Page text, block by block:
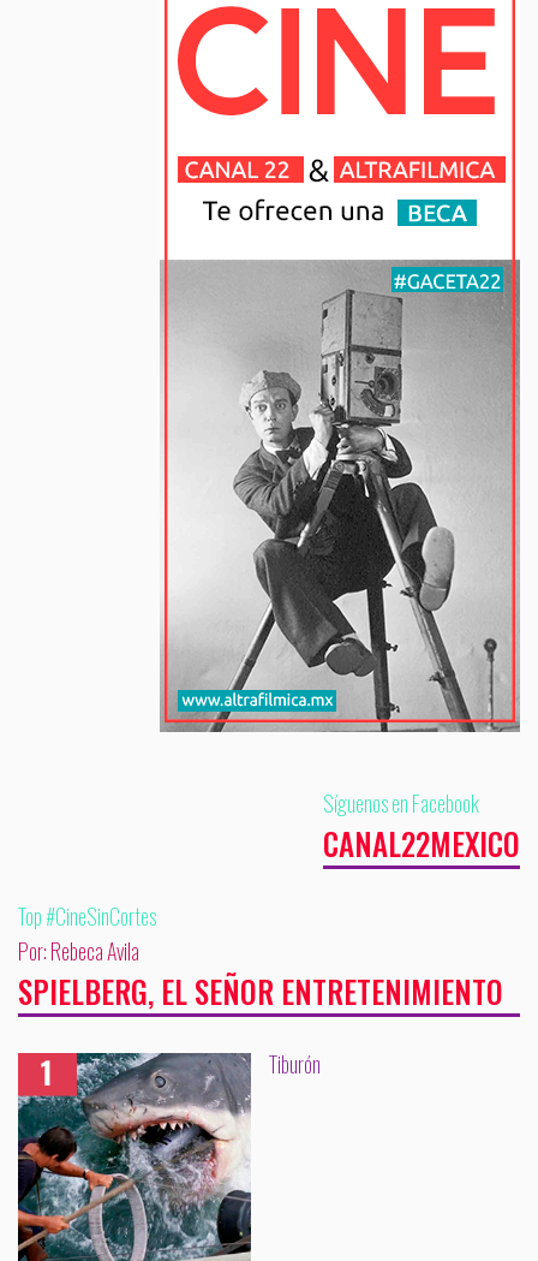
Síguenos en Facebook
CANAL22MEXICO
Top #CineSinCortes
Por: Rebeca Avila
SPIELBERG, EL SEÑOR ENTRETENIMIENTO
Tiburón